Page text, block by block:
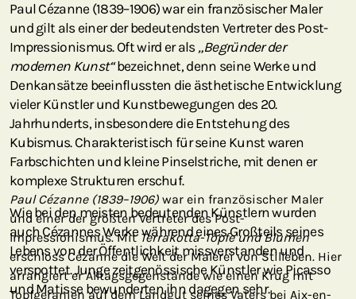
Paul Cézanne (1839–1906) war ein französischer Maler
und gilt als einer der bedeutendsten Vertreter des Post-
Impressionismus. Oft wird er als „Begründer der
modernen Kunst“bezeichnet, denn seine Werke und
Denkansätze beeinflussten die ästhetische Entwicklung
vieler Künstler und Kunstbewegungen des 20.
Jahrhunderts, insbesondere die Entstehung des
Kubismus. Charakteristisch für seine Kunst waren
Farbschichten und kleine Pinselstriche, mit denen er
komplexe Strukturen erschuf.
Wie bei den meisten bedeutenden Künstlern wurden
auch Cézannes Werke während eines Großteils seines
Lebens von der Öffentlichkeit missverstanden und
verspottet. Junge zeitgenössische Künstler wie Picasso
und Matisse bewunderten ihn dagegen sehr.
Paul Cézanne (1839–1906) war ein französischer Maler
und einer der größten Vertreter des Post-
Impressionismus. Mit Terrakotta-Töpfe und Blumen
erschloss Cézanne die Welt der Malerei von Stilleben. Hier
arrangiert er Alltagsgegenstände wie einen Krug mit
Topfgeranien auf dem Landgut seines Vaters bei Aix-en-